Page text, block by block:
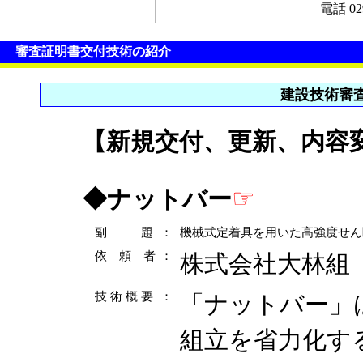
電話
審査証明書交付技術の紹介
建設技術審
【新規交付、更新、内
◆ナットバー☞
副 題 ：
機械式定着具を用いた高強度せ
依 頼 者
： 株式会社大林組
技 術 概 要 ：
「ナットバー
組立を省力化す